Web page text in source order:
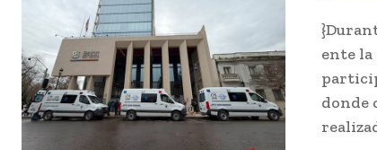
ente la
donde